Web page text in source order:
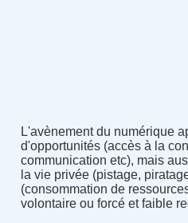
L'avènement du numérique
d'opportunités (accès à la
communication etc), mais
la vie privée (pistage,
(consommation de
volontaire ou forcé et faible